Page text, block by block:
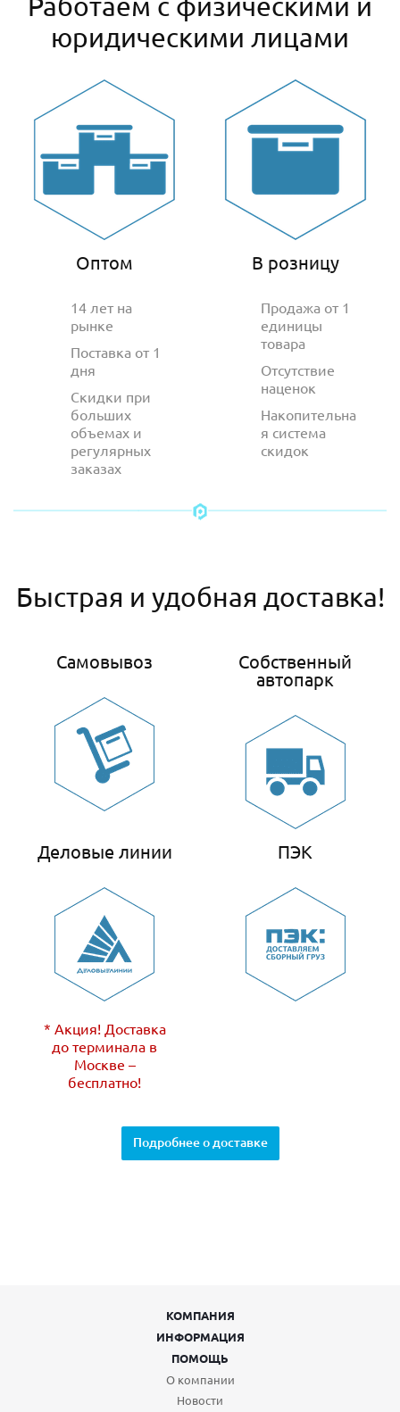
юридическими лицами
Оптом
14 лет на
рынке
Поставка от 1
дня
Скидки при
больших
объемах и
регулярных
заказах
В розницу
Продажа от 1
единицы
товара
Отсутствие
наценок
Накопительна
я система
скидок
Быстрая и удобная доставка!
Самовывоз
Собственный
автопарк
Деловые линии
* Акция! Доставка
до терминала в
Москве –
бесплатно!
ПЭК
Подробнее о доставке
КОМПАНИЯ
ИНФОРМАЦИЯ
ПОМОЩЬ
О компании
Новости